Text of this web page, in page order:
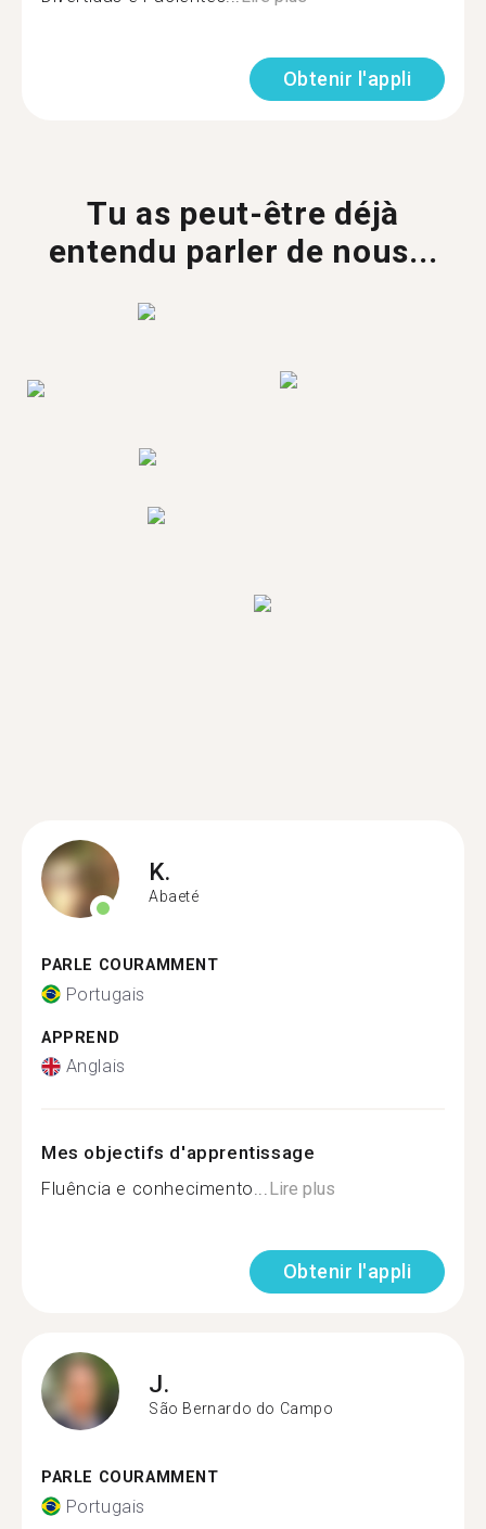
Obtenir l'appli
Tu as peut-être déjà
entendu parler de nous...
K.
Abaeté
PARLE COURAMMENT
Portugais
APPREND
Anglais
Mes objectifs d'apprentissage
Fluência e conhecimento...Lire plus
Obtenir l'appli
J.
São Bernardo do Campo
PARLE COURAMMENT
Portugais